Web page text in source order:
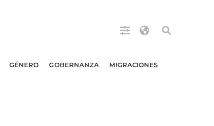
GÉNERO GOBERNANZA MIGRACIONES